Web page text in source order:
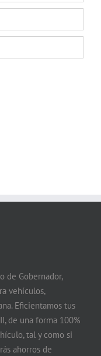
de Gobernador,
vehículos,
Eficientamos tus
de una forma 100%
tal y como si
ahorros de